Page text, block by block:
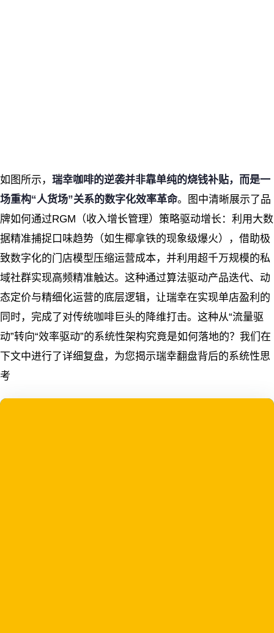
如图所示， 瑞幸咖啡的逆袭并非靠单纯的烧钱补贴，而是一
场重构“人货场”关系的数字化效率革命。图中清晰展示了品
牌如何通过RGM（收入增长管理）策略驱动增长：利用大数
据精准捕捉口味趋势（如生椰拿铁的现象级爆火），借助极
致数字化的门店模型压缩运营成本，并利用超千万规模的私
域社群实现高频精准触达。这种通过算法驱动产品迭代、动
态定价与精细化运营的底层逻辑，让瑞幸在实现单店盈利的
同时，完成了对传统咖啡巨头的降维打击。这种从“流量驱
动”转向“效率驱动”的系统性架构究竟是如何落地的？我们在
下文中进行了详细复盘，为您揭示瑞幸翻盘背后的系统性思
考